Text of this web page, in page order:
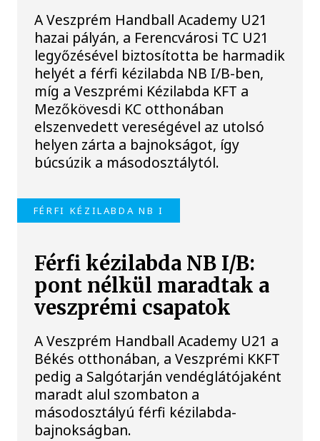
A Veszprém Handball Academy U21
hazai pályán, a Ferencvárosi TC U21
legyőzésével biztosította be harmadik
helyét a férfi kézilabda NB I/B-ben,
míg a Veszprémi Kézilabda KFT a
Mezőkövesdi KC otthonában
elszenvedett vereségével az utolsó
helyen zárta a bajnokságot, így
búcsúzik a másodosztálytól.
FÉRFI KÉZILABDA NB I
Férfi kézilabda NB I/B:
pont nélkül maradtak a
veszprémi csapatok
A Veszprém Handball Academy U21 a
Békés otthonában, a Veszprémi KKFT
pedig a Salgótarján vendéglátójaként
maradt alul szombaton a
másodosztályú férfi kézilabda-
bajnokságban.